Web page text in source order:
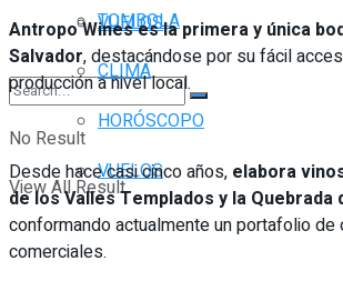
VUELOS
No Result
View All Result
TOMBOLA
CLIMA
HORÓSCOPO
VUELOS
Antropo Wines es la primera y única
Salvador, destacándose por su fácil
producción a nivel local.
Desde hace casi cinco años, elabora
de los Valles Templados y la Quebrada
conformando actualmente un portafolio de
comerciales.